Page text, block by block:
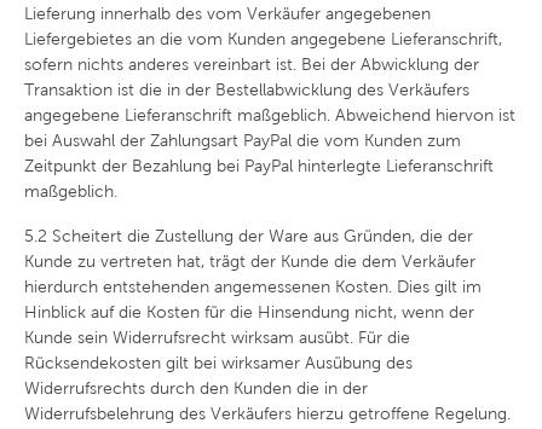
Lieferung innerhalb des vom Verkäufer angegebenen
Liefergebietes an die vom Kunden angegebene Lieferanschrift,
sofern nichts anderes vereinbart ist. Bei der Abwicklung der
Transaktion ist die in der Bestellabwicklung des Verkäufers
angegebene Lieferanschrift maßgeblich. Abweichend hiervon ist
bei Auswahl der Zahlungsart PayPal die vom Kunden zum
Zeitpunkt der Bezahlung bei PayPal hinterlegte Lieferanschrift
maßgeblich.
5.2 Scheitert die Zustellung der Ware aus Gründen, die der
Kunde zu vertreten hat, trägt der Kunde die dem Verkäufer
hierdurch entstehenden angemessenen Kosten. Dies gilt im
Hinblick auf die Kosten für die Hinsendung nicht, wenn der
Kunde sein Widerrufsrecht wirksam ausübt. Für die
Rücksendekosten gilt bei wirksamer Ausübung des
Widerrufsrechts durch den Kunden die in der
Widerrufsbelehrung des Verkäufers hierzu getroffene Regelung.